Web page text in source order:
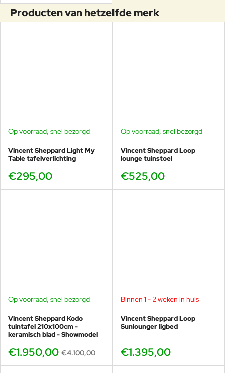
Producten van hetzelfde merk
Op voorraad, snel bezorgd
Vincent Sheppard Light My
Table tafelverlichting
€295,00
Op voorraad, snel bezorgd
Vincent Sheppard Loop
lounge tuinstoel
€525,00
SHOWMODEL
Op voorraad, snel bezorgd
Vincent Sheppard Kodo
tuintafel 210x100cm -
keramisch blad - Showmodel
€1.950,00 €4.100,00
Binnen 1 - 2 weken in huis
Vincent Sheppard Loop
Sunlounger ligbed
€1.395,00